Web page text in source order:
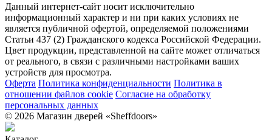
Данный интернет-сайт носит исключительно
информационный характер и ни при каких условиях не
является публичной офертой, определяемой положениями
Статьи 437 (2) Гражданского кодекса Российской Федерации.
Цвет продукции, представленной на сайте может отличаться
от реального, в связи с различными настройками ваших
устройств для просмотра.
Оферта Политика конфиденциальности Политика в
отношении файлов cookie Согласие на обработку
персональных данных
© 2026 Магазин дверей «Sheffdoors»